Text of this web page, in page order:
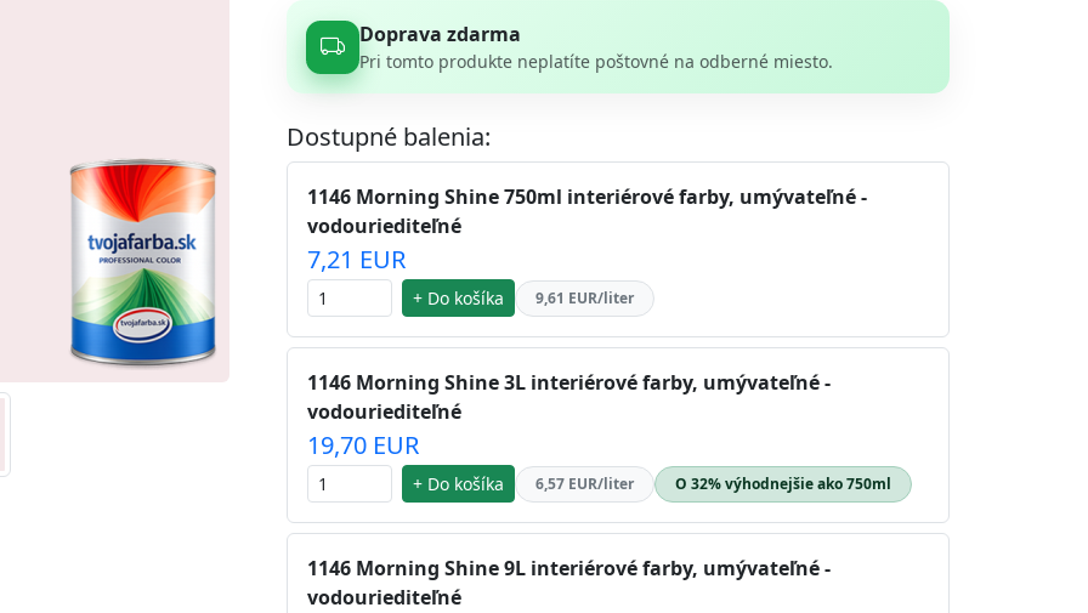
Doprava zdarma
Pri tomto produkte neplatíte poštovné na odberné miesto.
Dostupné balenia:
1146 Morning Shine 750ml interiérové farby, umývateľné -
vodouriediteľné
7,21 EUR
+ Do košíka 9,61 EUR/liter
1146 Morning Shine 3L interiérové farby, umývateľné -
vodouriediteľné
19,70 EUR
+ Do košíka 6,57 EUR/liter O 32% výhodnejšie ako 750ml
1146 Morning Shine 9L interiérové farby, umývateľné -
vodouriediteľné